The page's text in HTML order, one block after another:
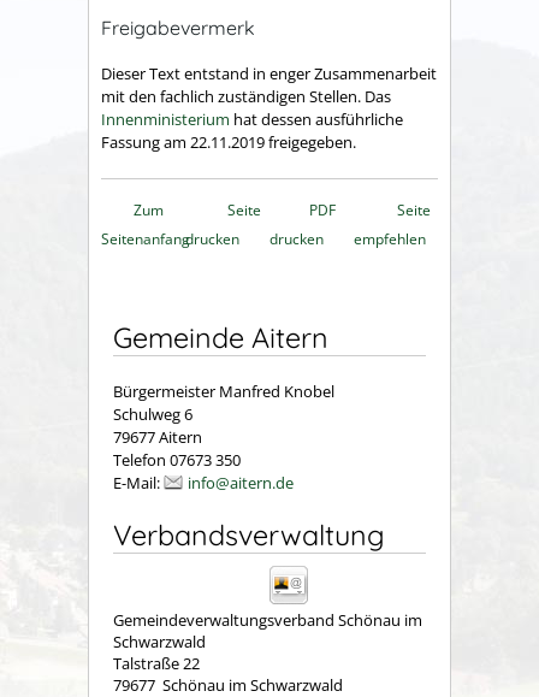
Freigabevermerk
Dieser Text entstand in enger Zusammenarbeit
mit den fachlich zuständigen Stellen. Das
Innenministerium hat dessen ausführliche
Fassung am 22.11.2019 freigegeben.
Zum
Seitenanfang
Seite
drucken
PDF
drucken
Seite
empfehlen
Gemeinde Aitern
Bürgermeister Manfred Knobel
Schulweg 6
79677 Aitern
Telefon 07673 350
E-Mail:
info@aitern.de
Verbandsverwaltung
Gemeindeverwaltungsverband Schönau im
Schwarzwald
Talstraße 22
79677 Schönau im Schwarzwald